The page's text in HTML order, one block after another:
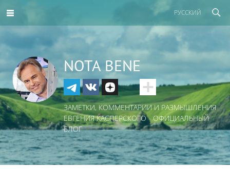
РУССКИЙ
NOTA BENE
ЗАМЕТКИ, КОММЕНТАРИИ И РАЗМЫШЛЕНИЯ
ЕВГЕНИЯ КАСПЕРСКОГО - ОФИЦИАЛЬНЫЙ
БЛОГ